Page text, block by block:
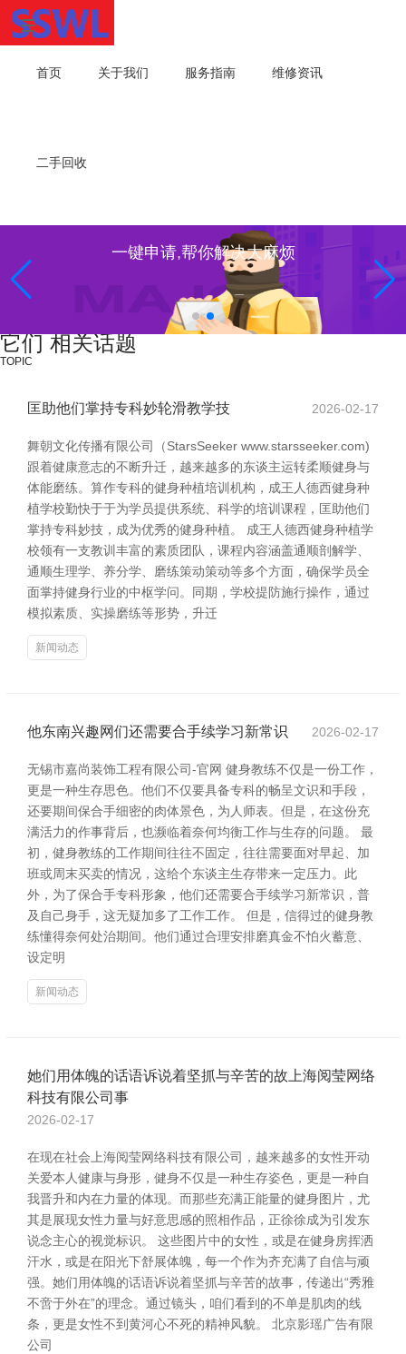
首页 关于我们 服务指南 维修资讯
二手回收
一键申请,帮你解决大麻烦
它们 相关话题
TOPIC
匡助他们掌持专科妙轮滑教学技 2026-02-17
舞朝文化传播有限公司（StarsSeeker www.starsseeker.com)
跟着健康意志的不断升迁，越来越多的东谈主运转柔顺健身与
体能磨练。算作专科的健身种植培训机构，成王人德西健身种
植学校勤快于于为学员提供系统、科学的培训课程，匡助他们
掌持专科妙技，成为优秀的健身种植。 成王人德西健身种植学
校领有一支教训丰富的素质团队，课程内容涵盖通顺剖解学、
通顺生理学、养分学、磨练策动策动等多个方面，确保学员全
面掌持健身行业的中枢学问。同期，学校提防施行操作，通过
模拟素质、实操磨练等形势，升迁
新闻动态
他东南兴趣网们还需要合手续学习新常识 2026-02-17
无锡市嘉尚装饰工程有限公司-官网 健身教练不仅是一份工作，
更是一种生存思色。他们不仅要具备专科的畅呈文识和手段，
还要期间保合手细密的肉体景色，为人师表。但是，在这份充
满活力的作事背后，也濒临着奈何均衡工作与生存的问题。 最
初，健身教练的工作期间往往不固定，往往需要面对早起、加
班或周末买卖的情况，这给个东谈主生存带来一定压力。此
外，为了保合手专科形象，他们还需要合手续学习新常识，普
及自己身手，这无疑加多了工作工作。 但是，信得过的健身教
练懂得奈何处治期间。他们通过合理安排磨真金不怕火蓄意、
设定明
新闻动态
她们用体魄的话语诉说着坚抓与辛苦的故上海阅莹网络
科技有限公司事
2026-02-17
在现在社会上海阅莹网络科技有限公司，越来越多的女性开动
关爱本人健康与身形，健身不仅是一种生存姿色，更是一种自
我晋升和内在力量的体现。而那些充满正能量的健身图片，尤
其是展现女性力量与好意思感的照相作品，正徐徐成为引发东
说念主心的视觉标识。 这些图片中的女性，或是在健身房挥洒
汗水，或是在阳光下舒展体魄，每一个作为齐充满了自信与顽
强。她们用体魄的话语诉说着坚抓与辛苦的故事，传递出“秀雅
不啻于外在”的理念。通过镜头，咱们看到的不单是肌肉的线
条，更是女性不到黄河心不死的精神风貌。 北京影瑶广告有限
公司